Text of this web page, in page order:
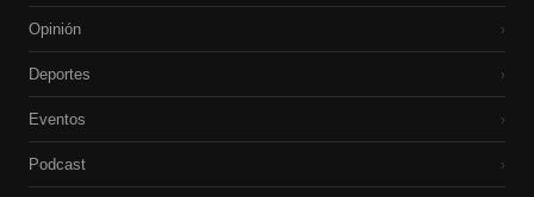
Opinión ›
Deportes ›
Eventos ›
Podcast ›